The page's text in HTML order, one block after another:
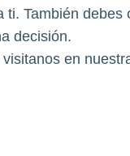
También debes
decisión.
visitanos en